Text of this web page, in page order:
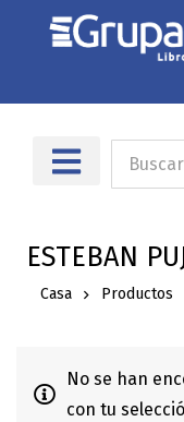
ESTEBAN
Casa Productos
No se han
con tu